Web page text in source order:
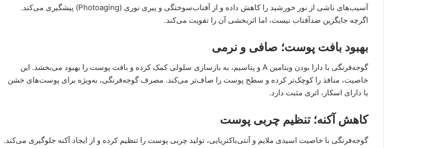
آسیب‌های ناشی از نور خورشید را کاهش داده و از آفتاب‌سوختگی و پیری نوری (Photoaging) پیشگیری می‌کند.
اگرچه جایگزین ضدآفتاب نیست، اما اثربخشی آن را تقویت می‌کند.
بهبود بافت پوست؛ صافی و نرمی
گوجه‌فرنگی با دارا بودن ویتامین A و پتاسیم، به بازسازی سلولی کمک کرده و بافت پوست را بهبود می‌بخشد. این
خاصیت، منافذ را کوچک‌تر کرده و سطح پوست را صاف‌تر می‌کند. مصرف گوجه‌فرنگی، به‌ویژه برای پوست‌های خشن
یا دارای اسکار، اثری مثبت دارد.
کاهش آکنه؛ تنظیم چربی پوست
گوجه‌فرنگی با خاصیت اسیدی ملایم و آنتی‌باکتریایی، تولید چربی پوست را تنظیم کرده و از ایجاد آکنه جلوگیری می‌کند.